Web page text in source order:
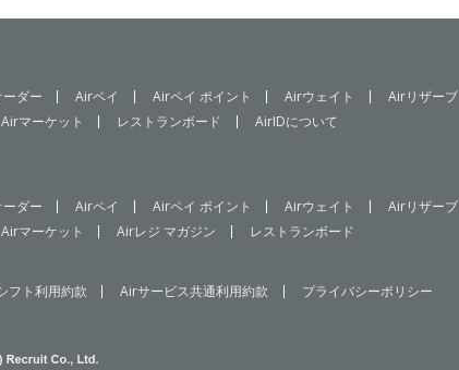
ダー Airペイ Airペイ ポイント Airウェイト Airリザーブ
Airマーケット レストランボード AirIDについて
ダー Airペイ Airペイ ポイント Airウェイト Airリザーブ
Airマーケット Airレジ マガジン レストランボード
フト利用約款 Airサービス共通利用約款 プライバシーポリシー